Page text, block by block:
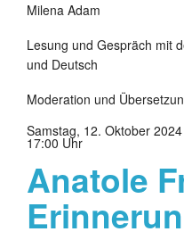
Milena Adam
Lesung und Gespräch mit
und Deutsch
Moderation und
Samstag, 12. Oktober 2024
17:00 Uhr
Anatole